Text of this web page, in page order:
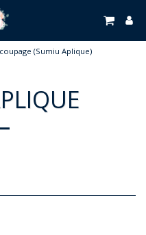
(Sumiu Aplique)